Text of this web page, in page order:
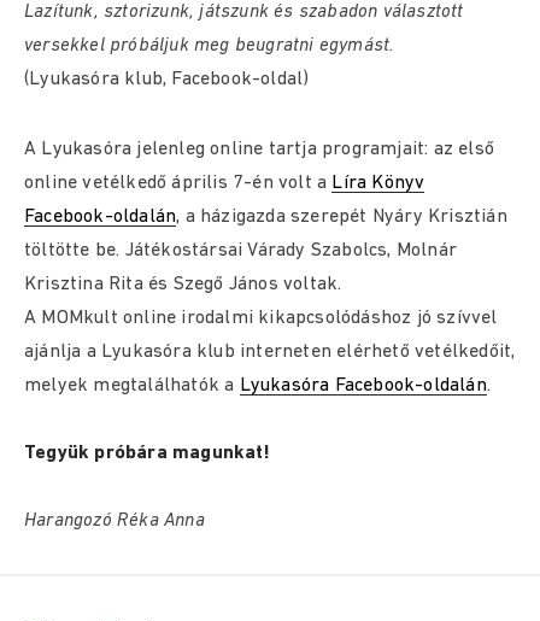
Lazítunk, sztorizunk, játszunk és szabadon választott
versekkel próbáljuk meg beugratni egymást.
(Lyukasóra klub, Facebook-oldal)
A Lyukasóra jelenleg online tartja programjait: az első
online vetélkedő április 7-én volt a Líra Könyv
Facebook-oldalán, a házigazda szerepét Nyáry Krisztián
töltötte be. Játékostársai Várady Szabolcs, Molnár
Krisztina Rita és Szegő János voltak.
A MOMkult online irodalmi kikapcsolódáshoz jó szívvel
ajánlja a Lyukasóra klub interneten elérhető vetélkedőit,
melyek megtalálhatók a Lyukasóra Facebook-oldalán.
Tegyük próbára magunkat!
Harangozó Réka Anna